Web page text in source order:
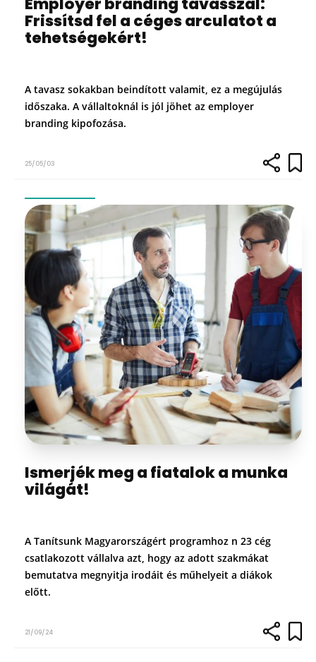
Frissítsd fel a céges arculatot a
tehetségekért!
A tavasz sokakban beindított valamit, ez a megújulás
időszaka. A vállaltoknál is jól jöhet az employer
branding kipofozása.
25/05/03
Ismerjék meg a fiatalok a munka
világát!
A Tanítsunk Magyarországért programhoz n 23 cég
csatlakozott vállalva azt, hogy az adott szakmákat
bemutatva megnyitja irodáit és műhelyeit a diákok
előtt.
21/09/24